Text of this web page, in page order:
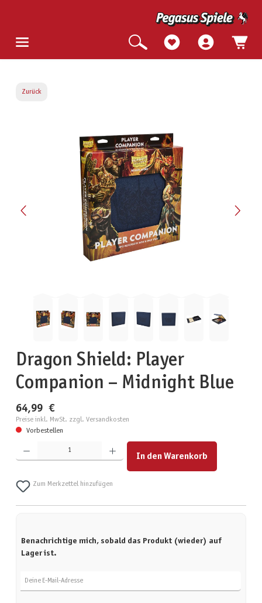
Zurück
Bildergalerie überspringen
Dragon Shield: Player
Companion – Midnight Blue
64,99 €
Preise inkl. MwSt. zzgl. Versandkosten
Vorbestellen
Produkt Anzahl: Gib den gewünschten Wert ein oder benutze die Schaltflächen um die Anzahl zu
In den Warenkorb
Zum Merkzettel hinzufügen
Benachrichtige mich, sobald das Produkt (wieder) auf
Lager ist.